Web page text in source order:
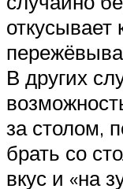
откусывает
В других
за столом,
брать со
вкус и «на